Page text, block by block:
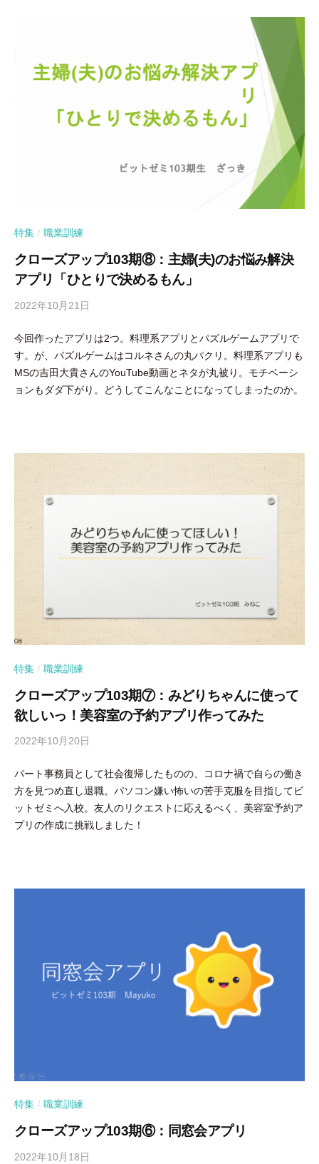
特集 / 職業訓練
クローズアップ103期⑧：主婦(夫)のお悩み解決
アプリ「ひとりで決めるもん」
2022年10月21日
隅
田
智
尋
今回作ったアプリは2つ。料理系アプリとパズルゲームアプリで
す。が、パズルゲームはコルネさんの丸パクリ。料理系アプリも
MSの吉田大貴さんのYouTube動画とネタが丸被り。モチベーシ
ョンもダダ下がり。どうしてこんなことになってしまったのか。
特集 / 職業訓練
クローズアップ103期⑦：みどりちゃんに使って
欲しいっ！美容室の予約アプリ作ってみた
2022年10月20日
隅
田
智
尋
パート事務員として社会復帰したものの、コロナ禍で自らの働き
方を見つめ直し退職。パソコン嫌い怖いの苦手克服を目指してビ
ットゼミへ入校。友人のリクエストに応えるべく、美容室予約ア
プリの作成に挑戦しました！
特集 / 職業訓練
クローズアップ103期⑥：同窓会アプリ
2022年10月18日